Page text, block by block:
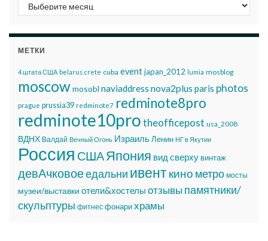
МЕТКИ
4 штата США belarus crete cuba eventjapan_2012 lumia mosblog
moscowmosobl naviaddress nova2plus paris photos
prague prussia39 redminote7 redminote8pro
redminote10protheofficepost usa_2008
ВДНХ Валдай Вечный Огонь Израиль Ленин НГ в Якутии
Россия СШАЯпония вид сверху винтаж
девАчковоеедальни ивенткино метро мосты
музеи/выставки отели&хостелы отзывы памятники/
скульптуры фитнес фонарихрамы